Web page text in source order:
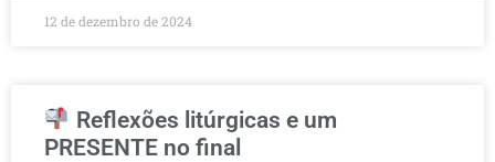
12 de dezembro de 2024
Reflexões litúrgicas e um
PRESENTE no final